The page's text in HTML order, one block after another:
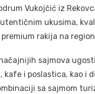
Vukojčić iz
ukusima,
rakija na
sajmova
kafe i poslastica, kao i
sa sajmom